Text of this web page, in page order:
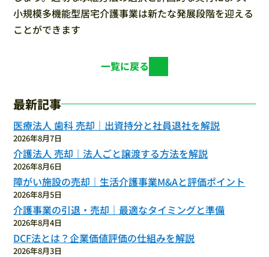
小規模多機能型居宅介護事業は新たな発展段階を迎える
ことができます
一覧に戻る
最新記事
医療法人 歯科 売却｜出資持分と社員退社を解説
2026年8月7日
介護法人 売却｜法人ごと譲渡する方法を解説
2026年8月6日
障がい施設の売却｜生活介護事業M&Aと評価ポイント
2026年8月5日
介護事業の引退・売却｜最適なタイミングと準備
2026年8月4日
DCF法とは？企業価値評価の仕組みを解説
2026年8月3日